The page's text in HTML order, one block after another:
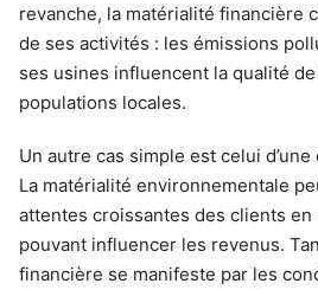
revanche, la matérialité financière
de ses activités : les émissions
ses usines influencent la qualité de
populations locales.
Un autre cas simple est celui
La matérialité environnementale
attentes croissantes des clients
pouvant influencer les revenus.
financière se manifeste par les